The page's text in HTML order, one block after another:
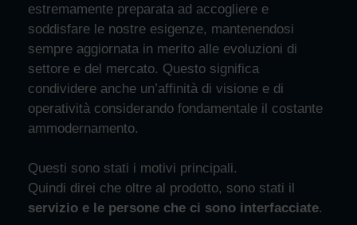
estremamente preparata ad accogliere e
soddisfare le nostre esigenze, mantenendosi
sempre aggiornata in merito alle evoluzioni di
settore e del mercato. Questo significa
condividere anche un’affinità di visione e di
operatività considerando fondamentale il costante
ammodernamento.
Questi sono stati i motivi principali.
Quindi direi che oltre al prodotto, sono stati il
servizio e le persone che ci sono interfacciate.